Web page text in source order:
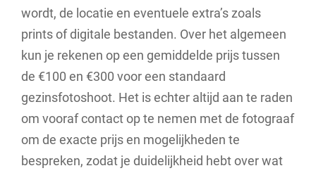
wordt, de locatie en eventuele extra’s zoals
prints of digitale bestanden. Over het algemeen
kun je rekenen op een gemiddelde prijs tussen
de €100 en €300 voor een standaard
gezinsfotoshoot. Het is echter altijd aan te raden
om vooraf contact op te nemen met de fotograaf
om de exacte prijs en mogelijkheden te
bespreken, zodat je duidelijkheid hebt over wat